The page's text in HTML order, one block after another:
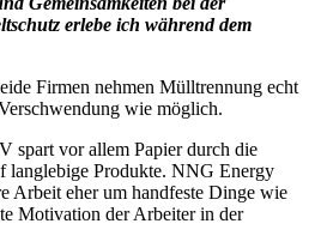
erlebe ich während dem
Firmen nehmen Mülltrennung echt
wie möglich.
spart vor allem Papier durch die
langlebige Produkte. NNG Energy
Arbeit eher um handfeste Dinge wie
Motivation der Arbeiter in der